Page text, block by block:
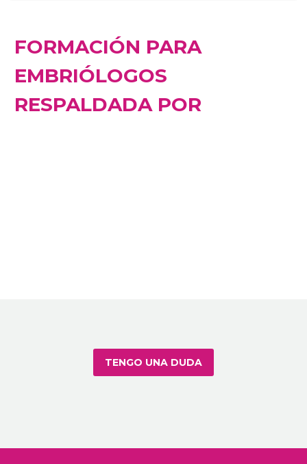
FORMACIÓN PARA
EMBRIÓLOGOS
RESPALDADA POR
TENGO UNA DUDA